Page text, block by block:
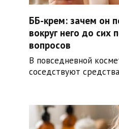
ББ-крем: зачем он
вокруг него до сих
вопросов
В повседневной
соседствуют средства